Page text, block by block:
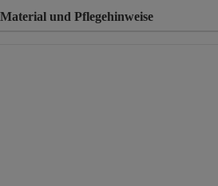
Material und Pflegehinweise